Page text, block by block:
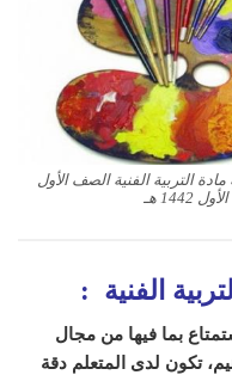
التربية الفنية الصف الأول
هـ
الفنية :
بما فيها من مجال
تكون لدى المتعلم دقة